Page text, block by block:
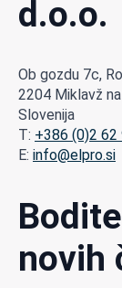
d.o.o.
Ob gozdu 7c,
2204 Miklavž
Slovenija
T: +386 (0)2 62
E: info@elpro.si
novih